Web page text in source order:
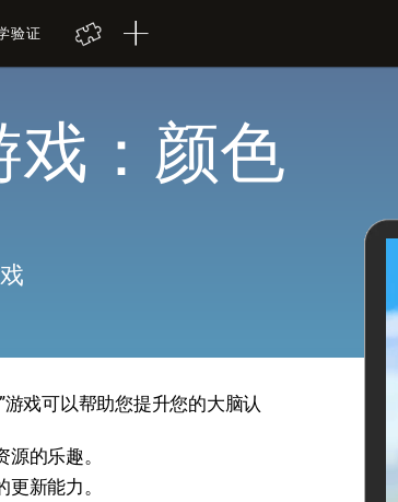
验证
戏：颜色
游戏可以帮助您提升您的大脑认
的乐趣。
新能力。